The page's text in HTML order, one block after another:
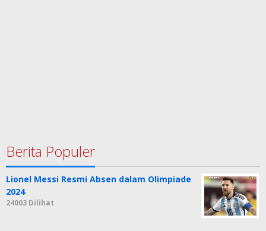
Berita Populer
Lionel Messi Resmi Absen dalam Olimpiade
2024
24003 Dilihat